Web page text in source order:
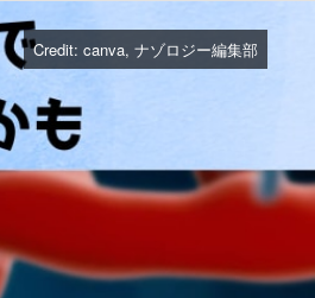
Credit: canva, ナゾロジー編集部